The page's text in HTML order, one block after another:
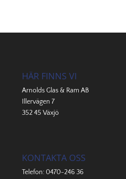
HÄR FINNS VI
Arnolds Glas & Ram AB
Illervägen 7
352 45 Växjö
KONTAKTA OSS
Telefon:0470-246 36